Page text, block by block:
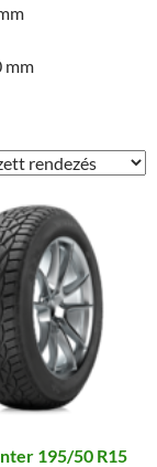
mm
195/50 R15